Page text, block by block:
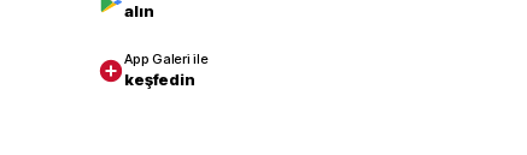
alın
App Galeri ile
keşfedin